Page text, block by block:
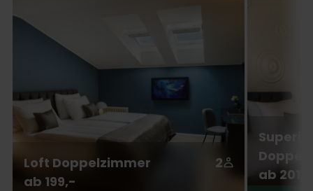
Loft Doppelzimmer
2
ab 199,-
ab 201,-